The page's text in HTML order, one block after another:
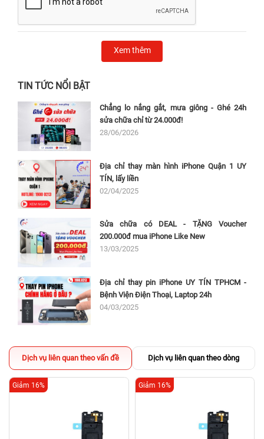
Xem thêm
TIN TỨC NỔI BẬT
Chẳng lo nắng gắt, mưa giông - Ghé 24h
sửa chữa chỉ từ 24.000đ!
28/06/2026
Địa chỉ thay màn hình iPhone Quận 1 UY
TÍN, lấy liền
02/04/2025
Sửa chữa có DEAL - TẶNG Voucher
200.000đ mua iPhone Like New
13/03/2025
Địa chỉ thay pin iPhone UY TÍN TPHCM -
Bệnh Viện Điện Thoại, Laptop 24h
04/03/2025
Dịch vụ liên quan theo vấn đề Dịch vụ liên quan theo dòng
Giảm 16% Giảm 16%